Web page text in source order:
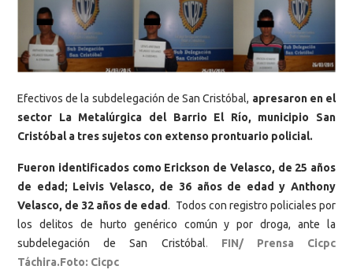
Efectivos de la subdelegación de San Cristóbal, apresaron en el
sector La Metalúrgica del Barrio El Río, municipio San
Cristóbal a tres sujetos con extenso prontuario policial.
Fueron identificados como Erickson de Velasco, de 25 años
de edad; Leivis Velasco, de 36 años de edad y Anthony
Velasco, de 32 años de edad. Todos con registro policiales por
los delitos de hurto genérico común y por droga, ante la
subdelegación de San Cristóbal. FIN/ Prensa Cicpc
Táchira.Foto: Cicpc